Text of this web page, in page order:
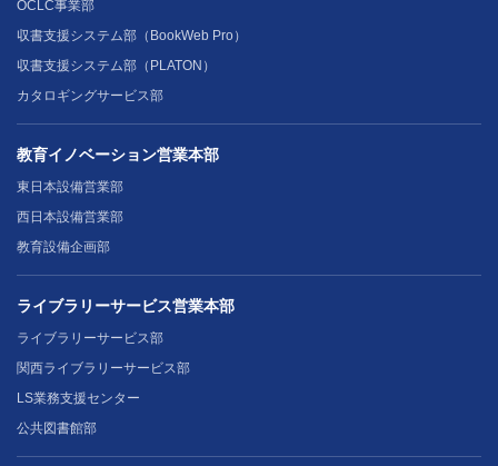
OCLC事業部
収書支援システム部（BookWeb Pro）
収書支援システム部（PLATON）
カタロギングサービス部
教育イノベーション営業本部
東日本設備営業部
西日本設備営業部
教育設備企画部
ライブラリーサービス営業本部
ライブラリーサービス部
関西ライブラリーサービス部
LS業務支援センター
公共図書館部